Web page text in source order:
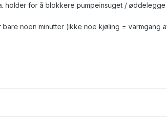
holder for å blokkere pumpeinsuget / øddelegge
noen minutter (ikke noe kjøling = varmgang